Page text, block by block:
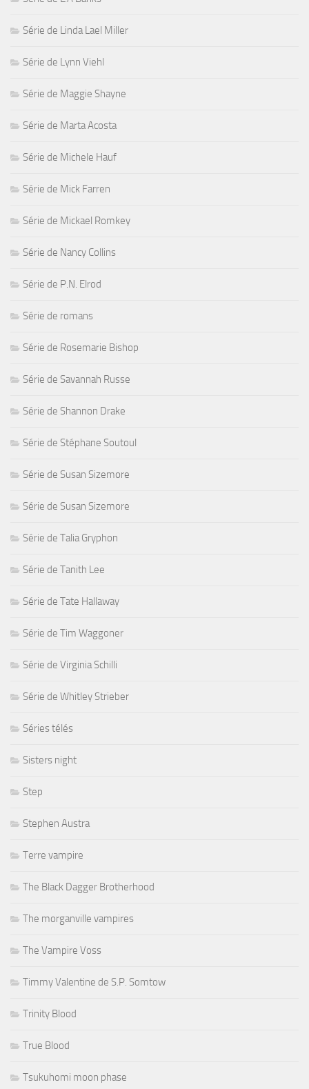
Série de Linda Lael Miller
Série de Lynn Viehl
Série de Maggie Shayne
Série de Marta Acosta
Série de Michele Hauf
Série de Mick Farren
Série de Mickael Romkey
Série de Nancy Collins
Série de P.N. Elrod
Série de romans
Série de Rosemarie Bishop
Série de Savannah Russe
Série de Shannon Drake
Série de Stéphane Soutoul
Série de Susan Sizemore
Série de Susan Sizemore
Série de Talia Gryphon
Série de Tanith Lee
Série de Tate Hallaway
Série de Tim Waggoner
Série de Virginia Schilli
Série de Whitley Strieber
Séries télés
Sisters night
Step
Stephen Austra
Terre vampire
The Black Dagger Brotherhood
The morganville vampires
The Vampire Voss
Timmy Valentine de S.P. Somtow
Trinity Blood
True Blood
Tsukuhomi moon phase